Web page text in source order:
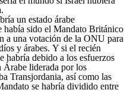
un estado árabe
había sido el Mandato Británico
a una votación de la ONU para
y árabes. Y si el recién
habría debido a los esfuerzos
Árabe liderada por los
Transjordania, así como las
se habría dividido entre